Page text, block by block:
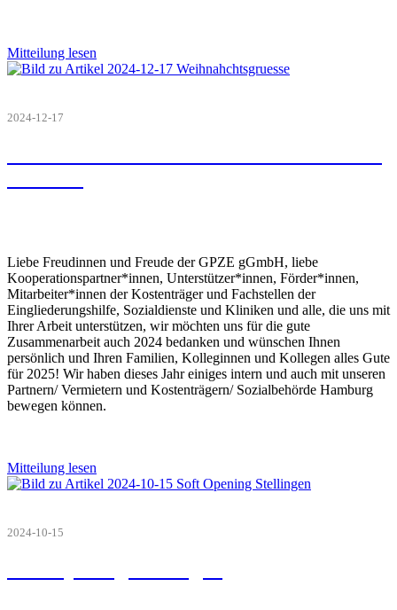
Mitteilung lesen
2024-12-17
Liebe Freudinnen und Freude der GPZE gGmbH, liebe
Kooperationspartner*innen, Unterstützer*innen, Förder*innen,
Mitarbeiter*innen der Kostenträger und Fachstellen der
Eingliederungshilfe, Sozialdienste und Kliniken und alle, die uns mit
Ihrer Arbeit unterstützen, wir möchten uns für die gute
Zusammenarbeit auch 2024 bedanken und wünschen Ihnen
persönlich und Ihren Familien, Kolleginnen und Kollegen alles Gute
für 2025! Wir haben dieses Jahr einiges intern und auch mit unseren
Partnern/ Vermietern und Kostenträgern/ Sozialbehörde Hamburg
bewegen können.
Mitteilung lesen
2024-10-15